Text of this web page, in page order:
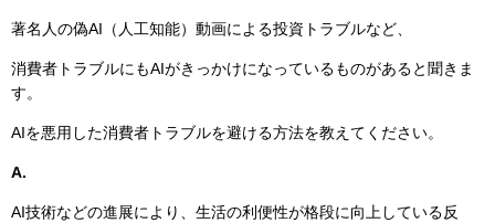
著名人の偽AI（人工知能）動画による投資トラブルなど、
消費者トラブルにもAIがきっかけになっているものがあると聞きま
す。
AIを悪用した消費者トラブルを避ける方法を教えてください。
A.
AI技術などの進展により、生活の利便性が格段に向上している反